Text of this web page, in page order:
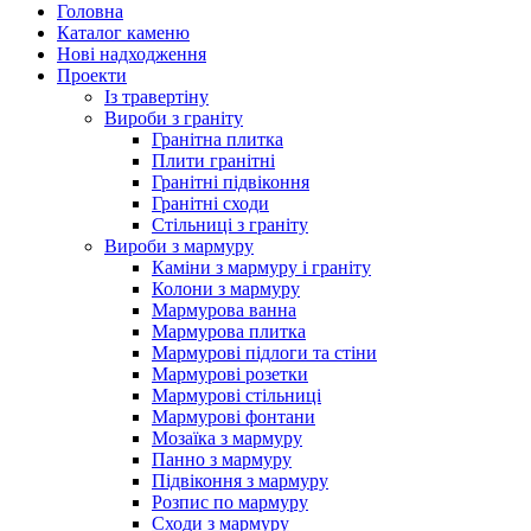
Головна
Каталог каменю
Нові надходження
Проекти
Із травертіну
Вироби з граніту
Гранітна плитка
Плити гранітні
Гранітні підвіконня
Гранітні сходи
Стільниці з граніту
Вироби з мармуру
Каміни з мармуру і граніту
Колони з мармуру
Мармурова ванна
Мармурова плитка
Мармурові підлоги та стіни
Мармурові розетки
Мармурові стільниці
Мармурові фонтани
Мозаїка з мармуру
Панно з мармуру
Підвіконня з мармуру
Розпис по мармуру
Сходи з мармуру